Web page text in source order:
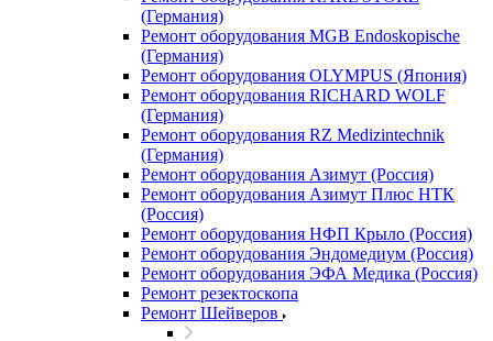
(Германия)
Ремонт оборудования MGB Endoskopische
(Германия)
Ремонт оборудования OLYMPUS (Япония)
Ремонт оборудования RICHARD WOLF
(Германия)
Ремонт оборудования RZ Medizintechnik
(Германия)
Ремонт оборудования Азимут (Россия)
Ремонт оборудования Азимут Плюс НТК
(Россия)
Ремонт оборудования НФП Крыло (Россия)
Ремонт оборудования Эндомедиум (Россия)
Ремонт оборудования ЭФА Медика (Россия)
Ремонт резектоскопа
Ремонт Шейверов